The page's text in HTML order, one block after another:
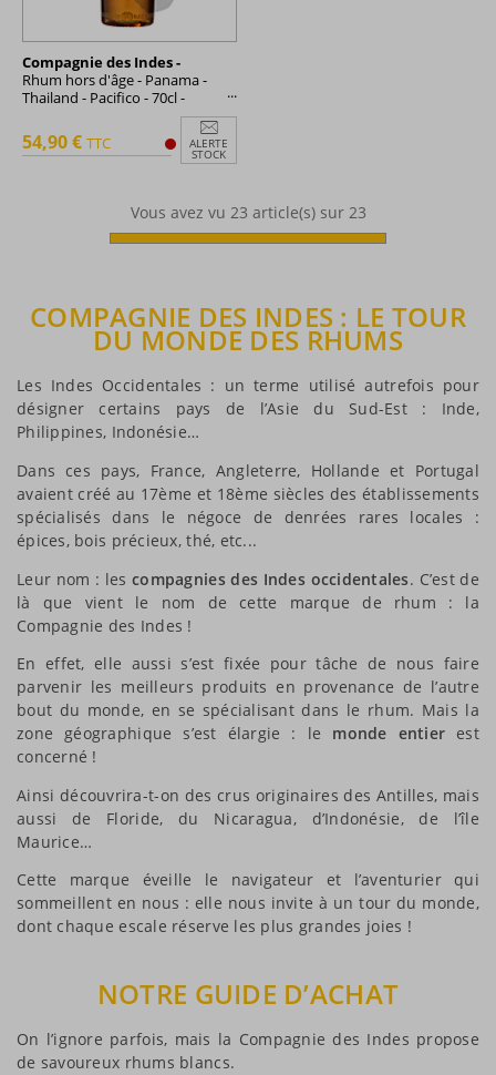
Compagnie des Indes -
Rhum hors d'âge - Panama -
Thailand - Pacifico - 70cl -
ALERTE
STOCK
54,90 € TTC
Vous avez vu 23 article(s) sur 23
COMPAGNIE DES INDES : LE TOUR
DU MONDE DES RHUMS
Les Indes Occidentales : un terme utilisé autrefois pour
désigner certains pays de l’Asie du Sud-Est : Inde,
Philippines, Indonésie…
Dans ces pays, France, Angleterre, Hollande et Portugal
avaient créé au 17ème et 18ème siècles des établissements
spécialisés dans le négoce de denrées rares locales :
épices, bois précieux, thé, etc...
Leur nom : lescompagnies des Indes occidentales. C’est de
là que vient le nom de cette marque de rhum : la
Compagnie des Indes !
En effet, elle aussi s’est fixée pour tâche de nous faire
parvenir les meilleurs produits en provenance de l’autre
bout du monde, en se spécialisant dans le rhum. Mais la
zone géographique s’est élargie : le monde entier est
concerné !
Ainsi découvrira-t-on des crus originaires des Antilles, mais
aussi de Floride, du Nicaragua, d’Indonésie, de l’île
Maurice…
Cette marque éveille le navigateur et l’aventurier qui
sommeillent en nous : elle nous invite à un tour du monde,
dont chaque escale réserve les plus grandes joies !
NOTRE GUIDE D’ACHAT
On l’ignore parfois, mais la Compagnie des Indes propose
de savoureux rhums blancs.